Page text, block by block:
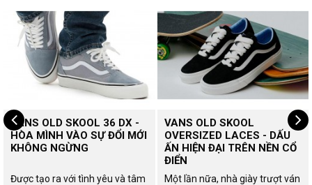
VANS OLD SKOOL 36 DX -
HÒA MÌNH VÀO SỰ ĐỔI MỚI
KHÔNG NGỪNG
Được tạo ra với tình yêu và tâm
VANS OLD SKOOL
OVERSIZED LACES - DẤU
ẤN HIỆN ĐẠI TRÊN NỀN CỔ
ĐIỂN
Một lần nữa, nhà giày trượt ván